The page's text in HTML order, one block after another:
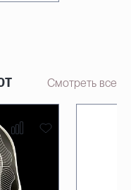
Смотреть все